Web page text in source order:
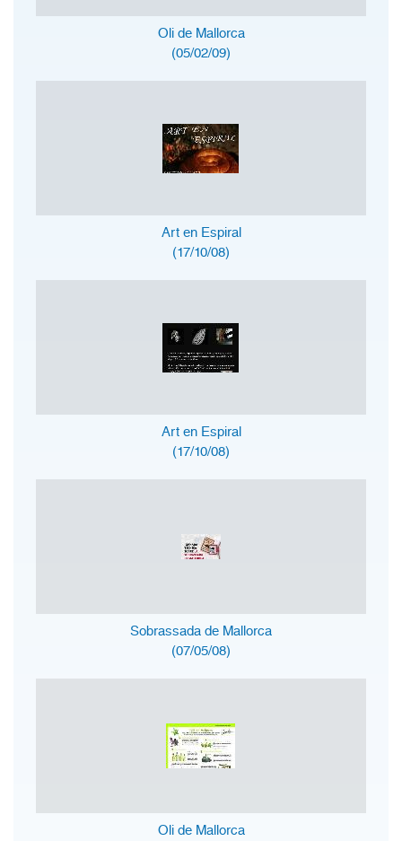
Oli de Mallorca
(05/02/09)
Art en Espiral
(17/10/08)
Art en Espiral
(17/10/08)
Sobrassada de Mallorca
(07/05/08)
Oli de Mallorca